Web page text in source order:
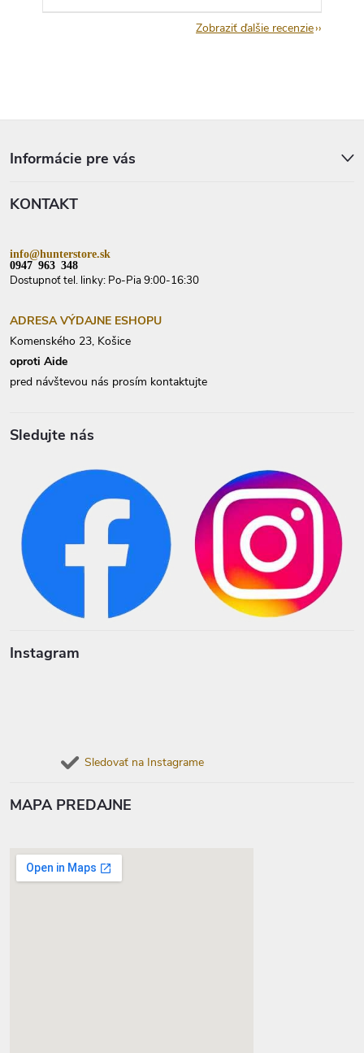
Zobraziť ďalšie recenzie
Informácie pre vás
KONTAKT
info@hunterstore.sk
0947 963 348
Dostupnoť tel. linky: Po-Pia 9:00-16:30
ADRESA VÝDAJNE ESHOPU
Komenského 23, Košice
oproti Aide
pred návštevou nás prosím kontaktujte
Sledujte nás
Instagram
Sledovať na Instagrame
MAPA PREDAJNE